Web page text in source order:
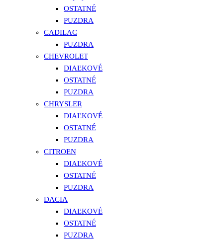
OSTATNÉ
PUZDRA
CADILAC
PUZDRA
CHEVROLET
DIAĽKOVÉ
OSTATNÉ
PUZDRA
CHRYSLER
DIAĽKOVÉ
OSTATNÉ
PUZDRA
CITROEN
DIAĽKOVÉ
OSTATNÉ
PUZDRA
DACIA
DIAĽKOVÉ
OSTATNÉ
PUZDRA